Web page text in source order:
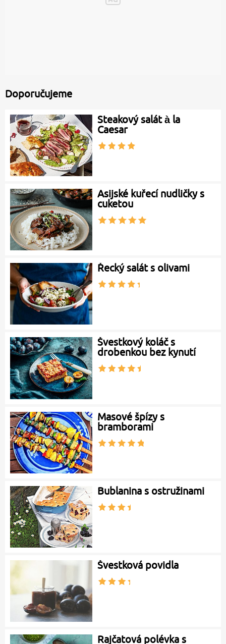
Doporučujeme
Steakový salát à la
Caesar
Asijské kuřecí nudličky s
cuketou
Řecký salát s olivami
Švestkový koláč s
drobenkou bez kynutí
Masové špízy s
bramborami
Bublanina s ostružinami
Švestková povidla
Rajčatová polévka s